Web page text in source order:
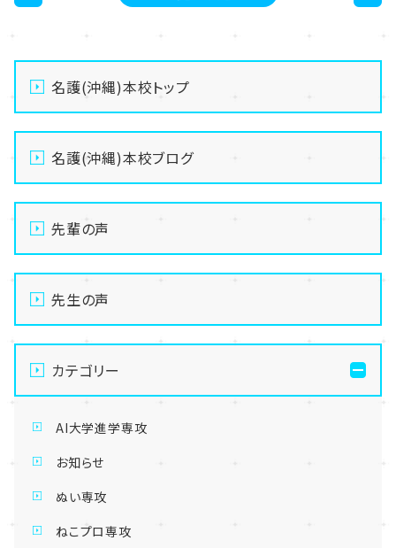
名護(沖縄)本校トップ
名護(沖縄)本校ブログ
先輩の声
先生の声
カテゴリー
AI大学進学専攻
お知らせ
ぬい専攻
ねこプロ専攻